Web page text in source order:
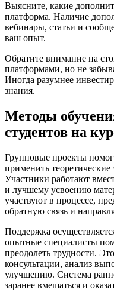
Выясните, какие
платформа. Наличие
вебинары, статьи и
ваш опыт.
Обратите внимание на
платформами, но не
Иногда разумнее
знания.
Методы
студентов на
Групповые проекты
применить теоретические
Участники работают
и лучшему усвоению
участвуют в процессе,
обратную связь и
Поддержка
опытные специалисты
преодолеть трудности.
консультации, анализ
улучшению. Система
заранее вмешаться и